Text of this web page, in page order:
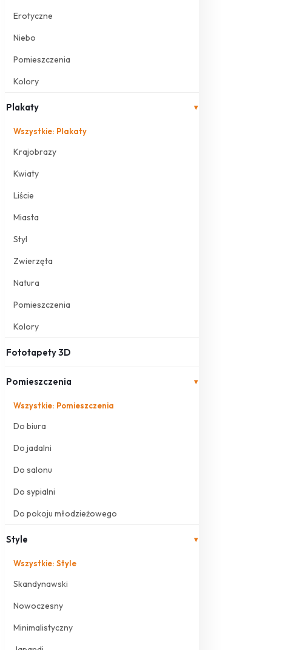
Erotyczne
Niebo
Pomieszczenia
Kolory
Plakaty ▾
Wszystkie: Plakaty
Krajobrazy
Kwiaty
Liście
Miasta
Styl
Zwierzęta
Natura
Pomieszczenia
Kolory
Fototapety 3D
Pomieszczenia ▾
Wszystkie: Pomieszczenia
Do biura
Do jadalni
Do salonu
Do sypialni
Do pokoju młodzieżowego
Style ▾
Wszystkie: Style
Skandynawski
Nowoczesny
Minimalistyczny